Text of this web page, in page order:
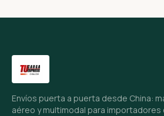
Envíos puerta a puerta desde China:
aéreo y multimodal para importadores